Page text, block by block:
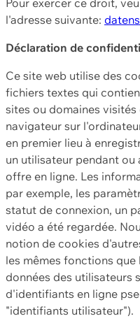
l'adresse suivante:
Déclaration de
Ce site web utilise des
fichiers textes qui
sites ou domaines
navigateur sur
en premier lieu à
un utilisateur pendant ou
offre en ligne. Les
par exemple, les
statut de connexion, un
vidéo a été regardée.
notion de cookies
les mêmes fonctions
données des utilisateurs
d'identifiants en ligne
"identifiants utilisateur").